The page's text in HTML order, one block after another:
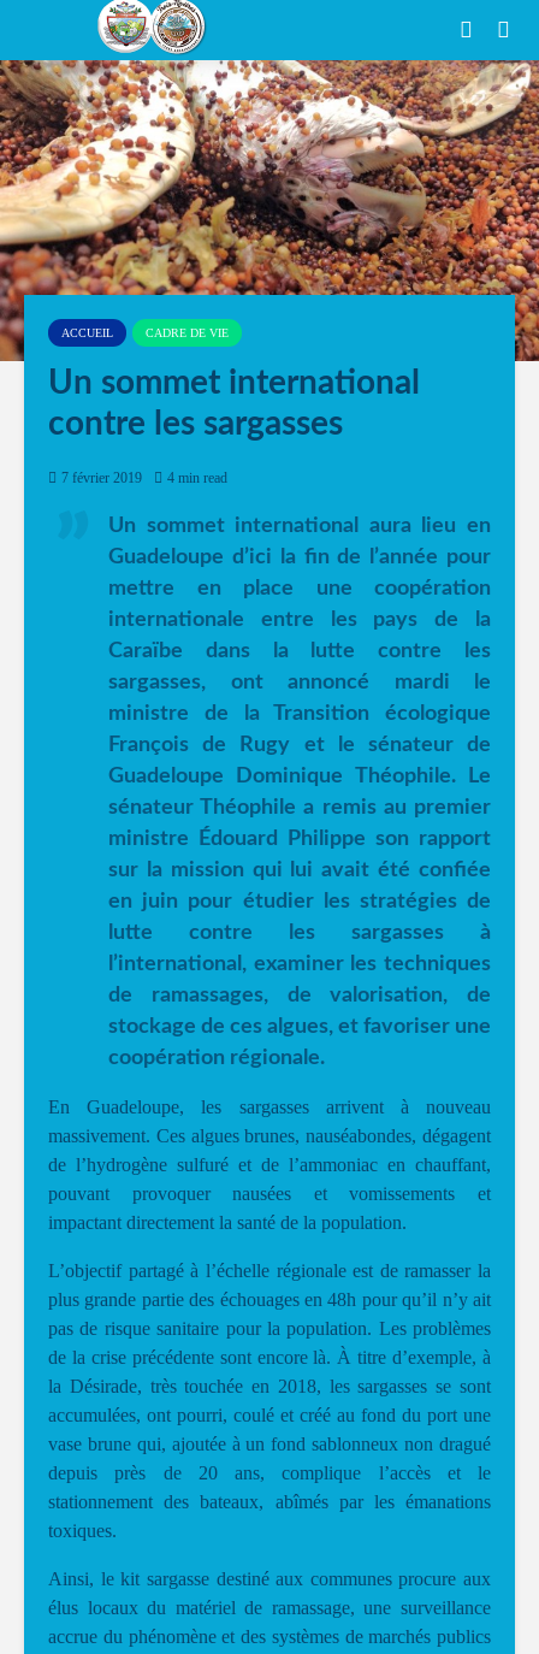
ACCUEIL CADRE DE VIE
Un sommet international
contre les sargasses
7 février 2019 4 min read
Un sommet international aura lieu en
Guadeloupe d’ici la fin de l’année pour
mettre en place une coopération
internationale entre les pays de la
Caraïbe dans la lutte contre les
sargasses, ont annoncé mardi le
ministre de la Transition écologique
François de Rugy et le sénateur de
Guadeloupe Dominique Théophile. Le
sénateur Théophile a remis au premier
ministre Édouard Philippe son rapport
sur la mission qui lui avait été confiée
en juin pour étudier les stratégies de
lutte contre les sargasses à
l’international, examiner les techniques
de ramassages, de valorisation, de
stockage de ces algues, et favoriser une
coopération régionale.
En Guadeloupe, les sargasses arrivent à nouveau
massivement. Ces algues brunes, nauséabondes, dégagent
de l’hydrogène sulfuré et de l’ammoniac en chauffant,
pouvant provoquer nausées et vomissements et
impactant directement la santé de la population.
L’objectif partagé à l’échelle régionale est de ramasser la
plus grande partie des échouages en 48h pour qu’il n’y ait
pas de risque sanitaire pour la population. Les problèmes
de la crise précédente sont encore là. À titre d’exemple, à
la Désirade, très touchée en 2018, les sargasses se sont
accumulées, ont pourri, coulé et créé au fond du port une
vase brune qui, ajoutée à un fond sablonneux non dragué
depuis près de 20 ans, complique l’accès et le
stationnement des bateaux, abîmés par les émanations
toxiques.
Ainsi, le kit sargasse destiné aux communes procure aux
élus locaux du matériel de ramassage, une surveillance
accrue du phénomène et des systèmes de marchés publics